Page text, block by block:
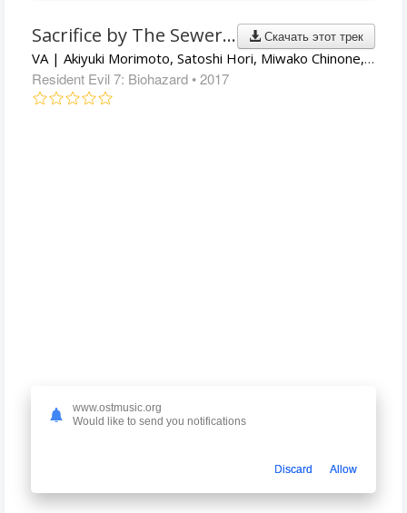
Скачать этот трек
Sacrifice by The Sewer Gatorz
VA | Akiyuki Morimoto, Satoshi Hori, Miwako Chinone, Cris Velasco, Brian D'Oliveira
Resident Evil 7: Biohazard • 2017
www.ostmusic.org
Would like to send you notifications
Discard Allow